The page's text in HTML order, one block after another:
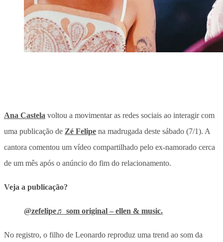
Ana Castela voltou a movimentar as redes sociais ao interagir com
uma publicação de Zé Felipe na madrugada deste sábado (7/1). A
cantora comentou um vídeo compartilhado pelo ex-namorado cerca
de um mês após o anúncio do fim do relacionamento.
Veja a publicação?
@zefelipe♬ som original – ellen & music.
No registro, o filho de Leonardo reproduz uma trend ao som da